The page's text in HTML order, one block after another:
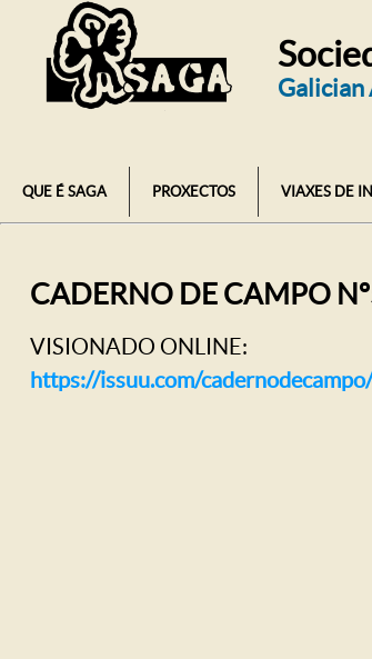
QUE É SAGA PROXECTOS VIAXES DE
CADERNO DE CAMPO
VISIONADO ONLINE:
https://issuu.com/